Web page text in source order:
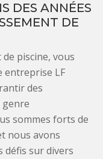
DES ANNÉES
DE
piscine, vous
entreprise LF
des
genre
sommes forts de
nous avons
défis sur divers